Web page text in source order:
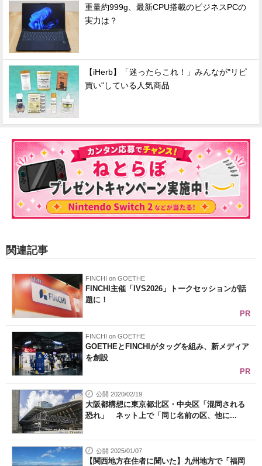
重量約999g、最新CPU搭載のビジネスPCの
実力は？
【iHerb】「迷ったらこれ！」みんなが"リピ
買い"している人気商品
関連記事
FINCHI on GOETHE
FINCHI主催「IVS2026」トークセッションが話
題に！
PR
FINCHI on GOETHE
GOETHEとFINCHIがタッグを組み、新メディア
を創設
PR
公開 2020/02/19
大阪都構想に東京都北区・中央区「混同される
恐れ」 ネット上で「同じ名前の区、他に...
公開 2025/01/07
【関西地方在住者に聞いた】九州地方で「福岡